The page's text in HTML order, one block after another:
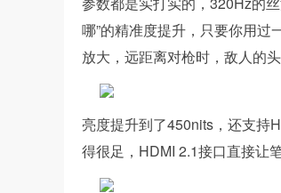
哪”的精准度提升，只要你用过
放大，远距离对枪时，敌人的
亮度提升到了450nits，还支持
得很足，HDMI 2.1接口直接让